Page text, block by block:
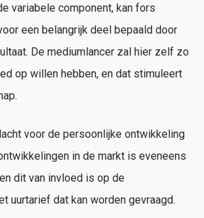
variabele component, kan fors
een belangrijk deel bepaald door
De mediumlancer zal hier zelf zo
op willen hebben, en dat stimuleert
voor de persoonlijke ontwikkeling
in de markt is eveneens
dit van invloed is op de
uurtarief dat kan worden gevraagd.